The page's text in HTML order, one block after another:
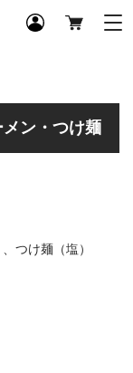
メン・つけ麺
つけ麺（塩）